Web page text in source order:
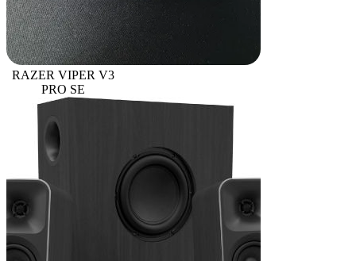
RAZER VIPER V3
PRO SE